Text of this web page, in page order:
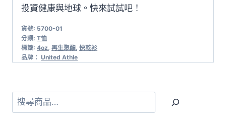
投資健康與地球。快來試試吧！
貨號: 5700-01
分類: T恤
標籤: 4oz 再生聚酯 快乾衫
品牌： United Athle
搜
尋